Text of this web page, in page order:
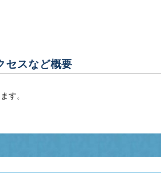
セスなど概要
す。